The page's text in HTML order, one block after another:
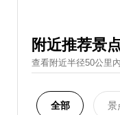
附近推荐景
查看附近半径50公里
全部 景